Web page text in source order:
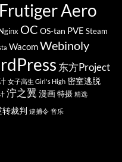
Frutiger Aero
Nginx OC OS-tan PVE Steam
WacomWebinoly
东方Project
女子高生 Girl's High 密室逃脱
泞之翼漫画 特摄 精选
转裁判 逮捕令 音乐